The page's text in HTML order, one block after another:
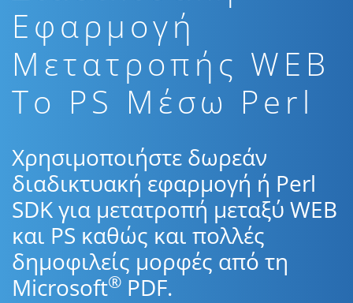
Εφαρμογή
Μετατροπής WEB
To PS Μέσω Perl
Χρησιμοποιήστε δωρεάν
διαδικτυακή εφαρμογή ή Perl
SDK για μετατροπή μεταξύ WEB
και PS καθώς και πολλές
δημοφιλείς μορφές από τη
Microsoft® PDF.